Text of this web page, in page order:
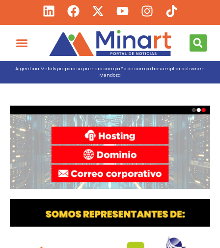
Argentina Metals prepara su primera campaña de campo tras ampliar activos en
Mendoza